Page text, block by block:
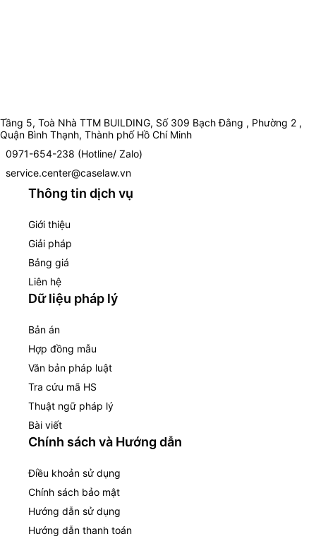
Tầng 5, Toà Nhà TTM BUILDING, Số 309 Bạch Đằng , Phường 2 ,
Quận Bình Thạnh, Thành phố Hồ Chí Minh
0971-654-238 (Hotline/ Zalo)
service.center@caselaw.vn
Thông tin dịch vụ
Giới thiệu
Giải pháp
Bảng giá
Liên hệ
Dữ liệu pháp lý
Bản án
Hợp đồng mẫu
Văn bản pháp luật
Tra cứu mã HS
Thuật ngữ pháp lý
Bài viết
Chính sách và Hướng dẫn
Điều khoản sử dụng
Chính sách bảo mật
Hướng dẫn sử dụng
Hướng dẫn thanh toán